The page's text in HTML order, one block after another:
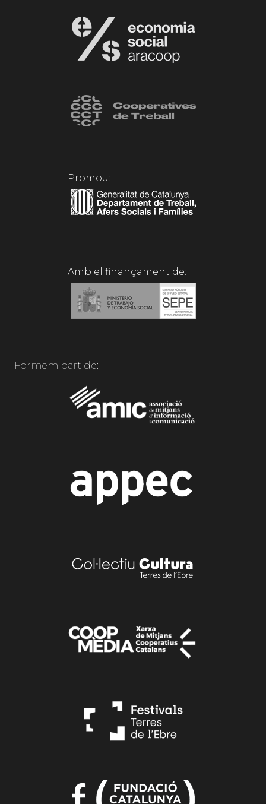
Promou:
Amb el finançament de:
Formem part de: